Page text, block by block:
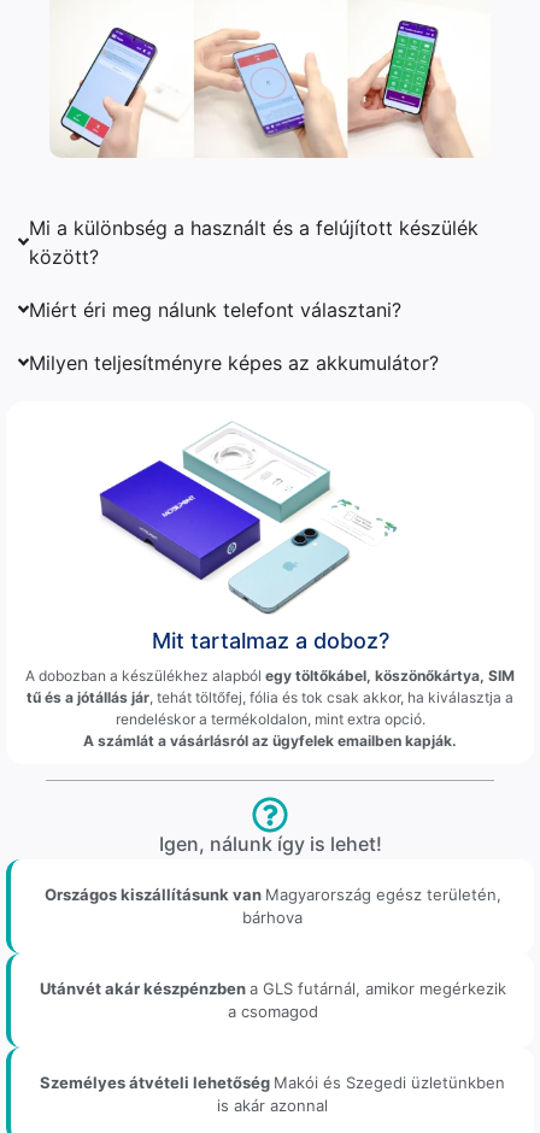
Mi a különbség a használt és a felújított készülék
között?
Miért éri meg nálunk telefont választani?
Milyen teljesítményre képes az akkumulátor?
Mit tartalmaz a doboz?
A dobozban a készülékhez alapból egy töltőkábel, köszönőkártya, SIM
tű és a jótállás jár, tehát töltőfej, fólia és tok csak akkor, ha kiválasztja a
rendeléskor a termékoldalon, mint extra opció.
A számlát a vásárlásról az ügyfelek emailben kapják.
Igen, nálunk így is lehet!
Országos kiszállításunk van Magyarország egész területén,
bárhova
Utánvét akár készpénzbena GLS futárnál, amikor megérkezik
a csomagod
Személyes átvételi lehetőség Makói és Szegedi üzletünkben
is akár azonnal